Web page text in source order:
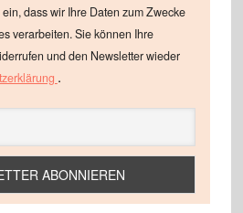
dass wir Ihre Daten zum Zwecke
verarbeiten. Sie können Ihre
und den Newsletter wieder
.